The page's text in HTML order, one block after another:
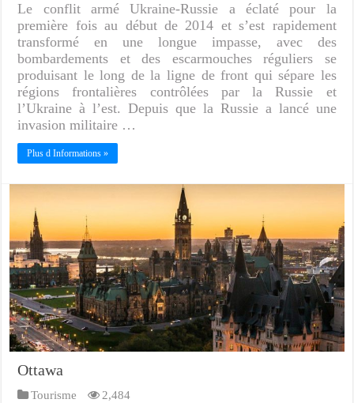
Le conflit armé Ukraine-Russie a éclaté pour la
première fois au début de 2014 et s’est rapidement
transformé en une longue impasse, avec des
bombardements et des escarmouches réguliers se
produisant le long de la ligne de front qui sépare les
régions frontalières contrôlées par la Russie et
l’Ukraine à l’est. Depuis que la Russie a lancé une
invasion militaire …
Plus d Informations »
Ottawa
Tourisme 2,484